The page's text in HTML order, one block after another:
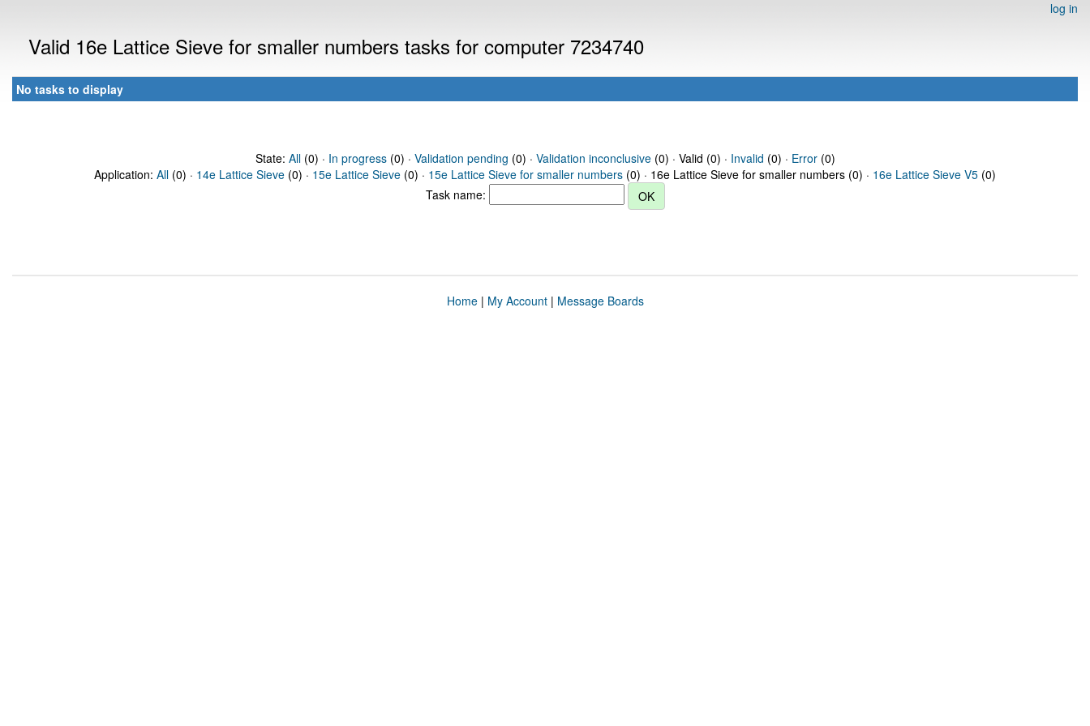
log in
Valid 16e Lattice Sieve for smaller numbers tasks for computer 7234740
No tasks to display
State: All(0) · In progress(0) · Validation pending (0) · Validation inconclusive(0) · Valid (0) · Invalid (0) · Error(0)
Application: All (0) · 14e Lattice Sieve (0) · 15e Lattice Sieve (0) · 15e Lattice Sieve for smaller numbers (0) · 16e Lattice Sieve for smaller numbers (0) · 16e Lattice Sieve V5 (0)
Task name:
Home| My Account| Message Boards